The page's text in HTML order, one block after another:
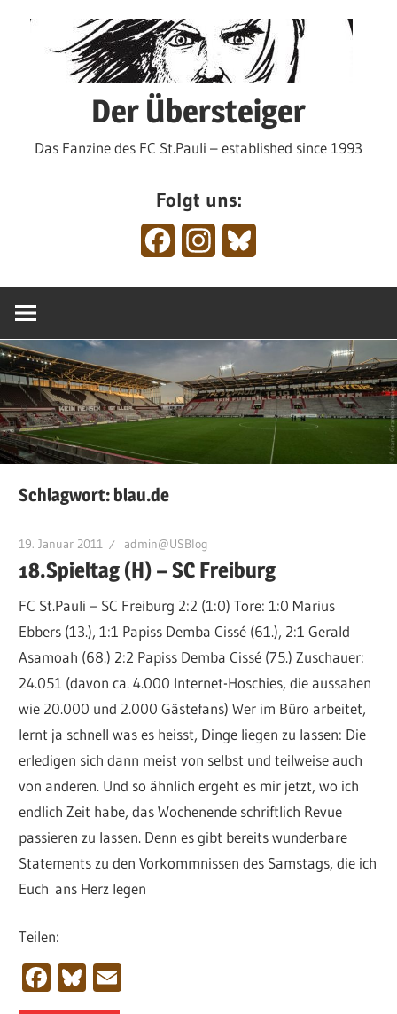
Der Übersteiger
Das Fanzine des FC St.Pauli – established since 1993
Folgt uns:
FacebookInstagram
Schlagwort: blau.de
19. Januar 2011 admin@USBlog
18.Spieltag (H) – SC Freiburg
FC St.Pauli – SC Freiburg 2:2 (1:0) Tore: 1:0 Marius
Ebbers (13.), 1:1 Papiss Demba Cissé (61.), 2:1 Gerald
Asamoah (68.) 2:2 Papiss Demba Cissé (75.) Zuschauer:
24.051 (davon ca. 4.000 Internet-Hoschies, die aussahen
wie 20.000 und 2.000 Gästefans) Wer im Büro arbeitet,
lernt ja schnell was es heisst, Dinge liegen zu lassen: Die
erledigen sich dann meist von selbst und teilweise auch
von anderen. Und so ähnlich ergeht es mir jetzt, wo ich
endlich Zeit habe, das Wochenende schriftlich Revue
passieren zu lassen. Denn es gibt bereits wunderbare
Statements zu den Vorkommnissen des Samstags, die ich
Euch ans Herz legen
Teilen:
Facebook
Bluesky